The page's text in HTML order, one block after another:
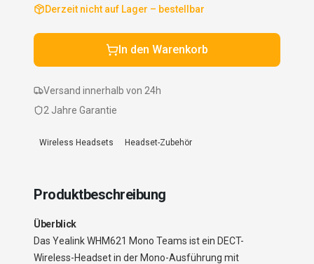
Derzeit nicht auf Lager – bestellbar
In den Warenkorb
Versand innerhalb von 24h
2 Jahre Garantie
Wireless Headsets Headset-Zubehör
Produktbeschreibung
Überblick
Das Yealink WHM621 Mono Teams ist ein DECT-
Wireless-Headset in der Mono-Ausführung mit